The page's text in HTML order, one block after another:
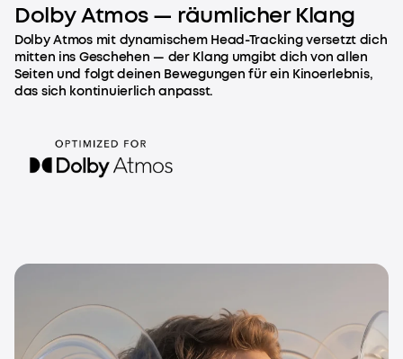
Dolby Atmos — räumlicher Klang
Dolby Atmos mit dynamischem Head-Tracking versetzt dich
mitten ins Geschehen — der Klang umgibt dich von allen
Seiten und folgt deinen Bewegungen für ein Kinoerlebnis,
das sich kontinuierlich anpasst.